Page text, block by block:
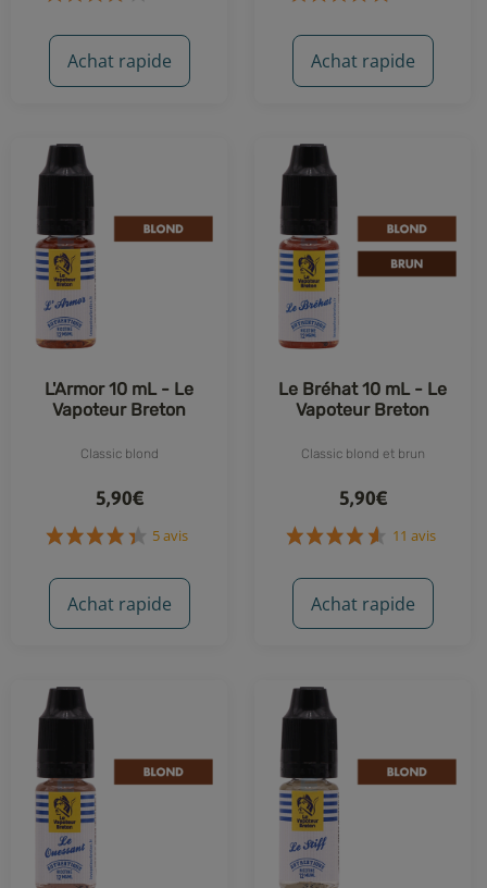
7 avis
Achat rapide
1 avis
Achat rapide
L'Armor 10 mL - Le
Vapoteur Breton
Classic blond
5,90€
5 avis
Achat rapide
Le Bréhat 10 mL - Le
Vapoteur Breton
Classic blond et brun
5,90€
11 avis
Achat rapide